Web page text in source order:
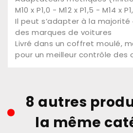
M10 x P1,0 - M12 x P1,5 - M14 x
Il peut s’adapter à la
des marques de voitures
Livré dans un coffret moulé,
pour un meilleur contrôle des
8 autres
la même